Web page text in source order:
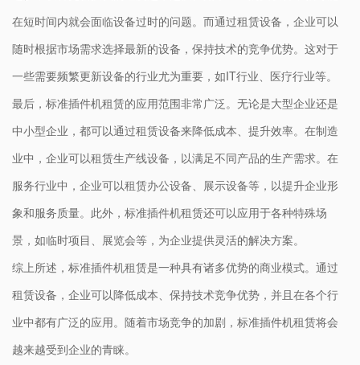
在短时间内就会面临设备过时的问题。而通过租赁设备，企业可以
随时根据市场需求选择最新的设备，保持技术的竞争优势。这对于
一些需要频繁更新设备的行业尤为重要，如IT行业、医疗行业等。
最后，标准插件机租赁的应用范围非常广泛。无论是大型企业还是
中小型企业，都可以通过租赁设备来降低成本、提升效率。在制造
业中，企业可以租赁生产线设备，以满足不同产品的生产需求。在
服务行业中，企业可以租赁办公设备、展示设备等，以提升企业形
象和服务质量。此外，标准插件机租赁还可以应用于各种特殊场
景，如临时项目、展览会等，为企业提供灵活的解决方案。
综上所述，标准插件机租赁是一种具有诸多优势的商业模式。通过
租赁设备，企业可以降低成本、保持技术竞争优势，并且在各个行
业中都有广泛的应用。随着市场竞争的加剧，标准插件机租赁将会
越来越受到企业的青睐。